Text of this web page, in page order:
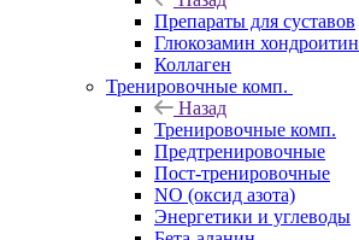
Препараты для суставов
Глюкозамин хондроитин
Коллаген
Тренировочные комп.
Назад
Тренировочные комп.
Предтренировочные
Пост-тренировочные
NO (оксид азота)
Энергетики и углеводы